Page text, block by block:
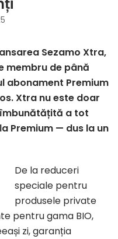
Sezamo Xtra,
membru de până
abonament Premium
Xtra nu este doar
îmbunătățită a tot
Premium — dus la un
De la reduceri
speciale pentru
produsele private
pentru gama BIO,
zi, garanția